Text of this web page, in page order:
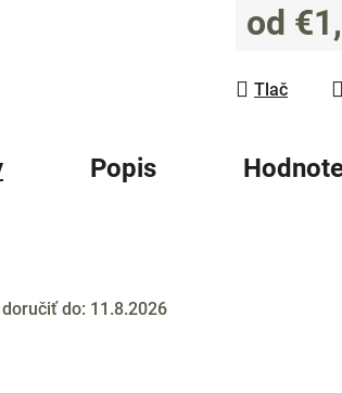
od
Tlač
Popis
do: 11.8.2026